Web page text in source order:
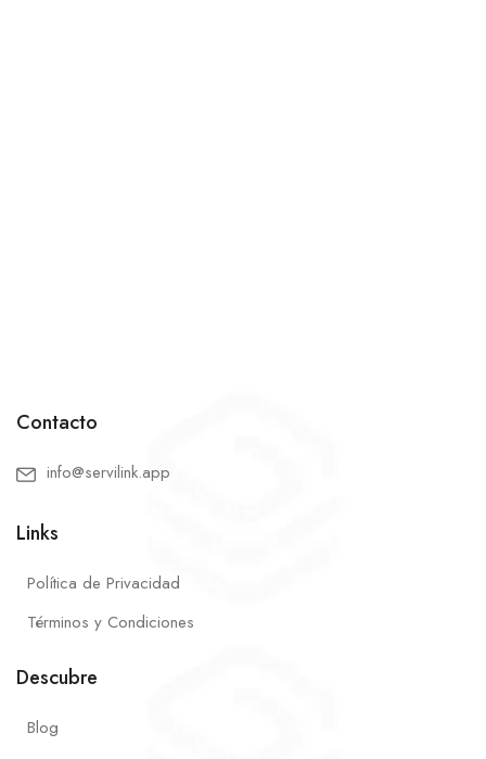
Contacto
info@servilink.app
Links
Política de Privacidad
Términos y Condiciones
Descubre
Blog